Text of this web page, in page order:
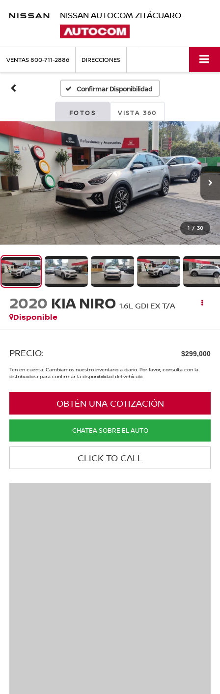
NISSAN AUTOCOM ZITÁCUARO
VENTAS800-711-2886 DIRECCIONES
Confirmar Disponibilidad
FOTOS VISTA 360
1 / 30
2020 KIA NIRO 1.6L GDI EX T/A
Disponible
PRECIO: $299,000
Ten en cuenta: Cambiamos nuestro inventario a diario. Por favor, consulta con la
distribuidora para confirmar la disponibilidad del vehículo.
OBTÉN UNA COTIZACIÓN
CHATEA SOBRE EL AUTO
CLICK TO CALL